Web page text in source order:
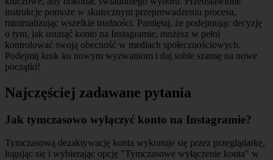
instrukcje pomoże w skutecznym przeprowadzeniu procesu,
minimalizując wszelkie trudności. Pamiętaj, że podejmując decyzję
o tym, jak usunąć konto na Instagramie, możesz w pełni
kontrolować swoją obecność w mediach społecznościowych.
Podejmij krok ku nowym wyzwaniom i daj sobie szansę na nowe
początki!
Najczęściej zadawane pytania
Jak tymczasowo wyłączyć konto na Instagramie?
Tymczasową dezaktywację konta wykonuje się przez przeglądarkę,
logując się i wybierając opcję "Tymczasowe wyłączenie konta" w